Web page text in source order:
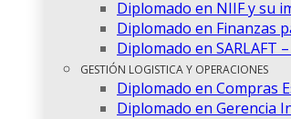
Diplomado en NIIF y su
Diplomado en Finanzas
Diplomado en SARLAFT –
GESTIÓN LOGISTICA Y OPERACIONES
Diplomado en Compras
Diplomado en Gerencia